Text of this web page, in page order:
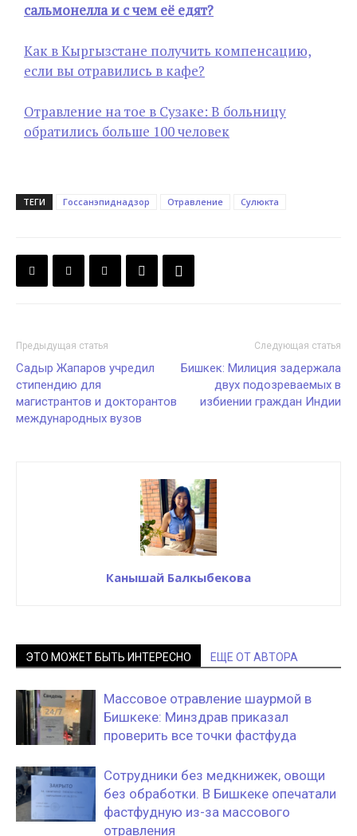
сальмонелла и с чем её едят?
Как в Кыргызстане получить компенсацию,
если вы отравились в кафе?
Отравление на тое в Сузаке: В больницу
обратились больше 100 человек
ТЕГИ Госсанэпиднадзор Отравление Сулюкта
Предыдущая статья
Садыр Жапаров учредил
стипендию для
магистрантов и докторантов
международных вузов
Следующая статья
Бишкек: Милиция задержала
двух подозреваемых в
избиении граждан Индии
Канышай Балкыбекова
ЭТО МОЖЕТ БЫТЬ ИНТЕРЕСНО ЕЩЕ ОТ АВТОРА
Массовое отравление шаурмой в
Бишкеке: Минздрав приказал
проверить все точки фастфуда
Сотрудники без медкнижек, овощи
без обработки. В Бишкеке опечатали
фастфудную из-за массового
отравления